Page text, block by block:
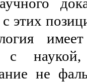
с этих
с
не